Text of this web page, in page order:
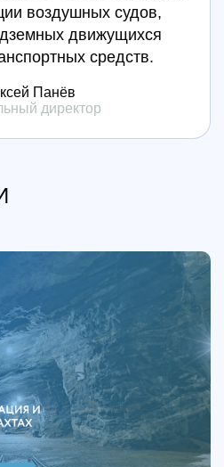
воздушных судов,
движущихся
средств.
Панёв
директор